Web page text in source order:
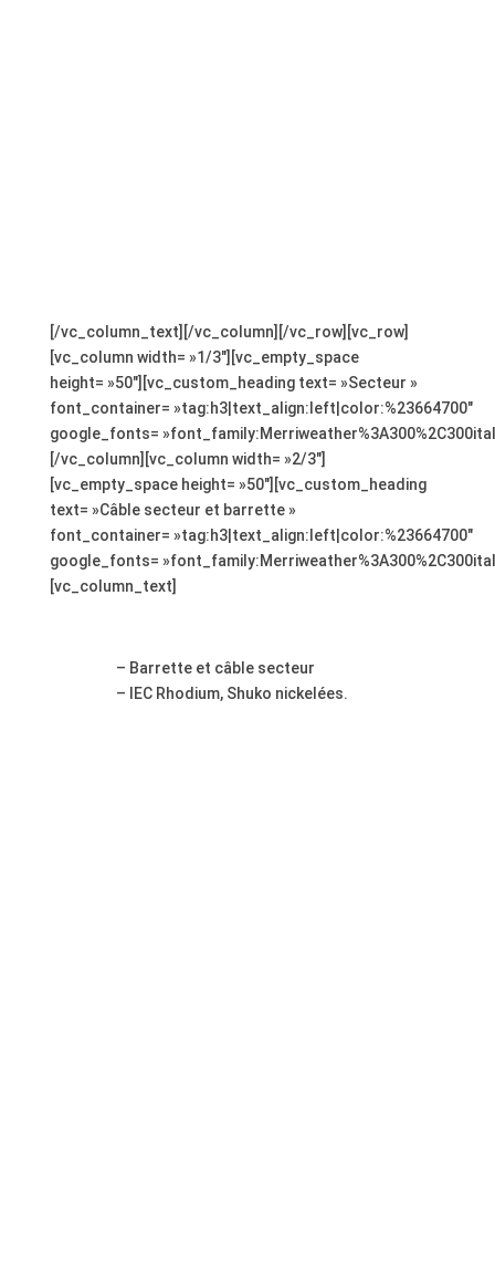
[/vc_column_text][/vc_column][/vc_row][vc_row]
[vc_column width= »1/3″][vc_empty_space
height= »50″][vc_custom_heading text= »Secteur »
font_container= »tag:h3|text_align:left|color:%23664700″
google_fonts=
[/vc_column][vc_column width= »2/3″]
[vc_empty_space height= »50″][vc_custom_heading
text= »Câble secteur et barrette »
font_container= »tag:h3|text_align:left|color:%23664700″
google_fonts=
[vc_column_text]
– Barrette et câble secteur
– IEC Rhodium, Shuko nickelées.